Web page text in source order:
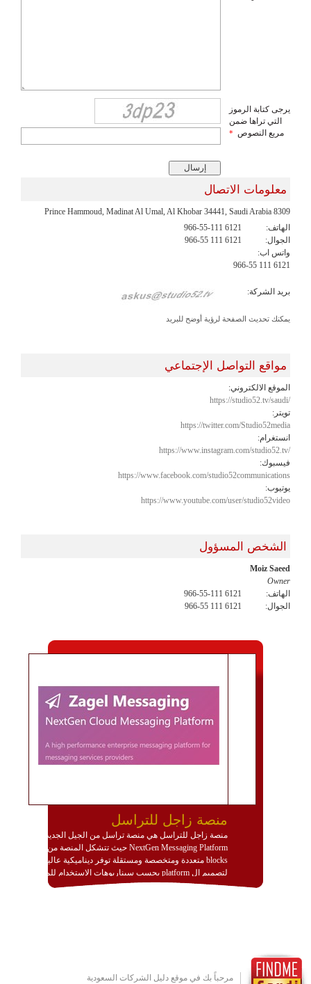
يرجى كتابة الرموز
التي تراها ضمن
مربع النصوص *
معلومات الاتصال
8309 Prince Hammoud, Madinat Al Umal, Al Khobar 34441, Saudi Arabia
الهاتف:
966-55-111 6121
الجوال:
966-55 111 6121
واتس اب:
966-55 111 6121
بريد الشركة:
يمكنك تحديث الصفحة لرؤية أوضح للبريد
مواقع التواصل الإجتماعي
الموقع الالكتروني:
https://studio52.tv/saudi/
تويتر:
https://twitter.com/Studio52media
انستغرام:
https://www.instagram.com/studio52.tv/
فيسبوك:
https://www.facebook.com/studio52communications
يوتيوب:
https://www.youtube.com/user/studio52video
الشخص المسؤول
Moiz Saeed
Owner
الهاتف:
966-55-111 6121
الجوال:
966-55 111 6121
منصة زاجل للتراسل
منصة زاجل للتراسل هي منصة تراسل من الجيل الجديد
NextGen Messaging Platform حيث تتشكل المنصة من
blocks متعددة ومتخصصة ومستقلة توفر ديناميكية عالية
لتصميم ال platform بحسب سيناريوهات الاستخدام للمنصة
وتتوافق مع النشر والاستثمار ضمن بيئة استضافة dedicated
http://www.plutosms.com/zagel
مرحباً بك في موقع دليل الشركات السعودية